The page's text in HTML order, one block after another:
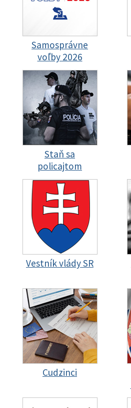
Samosprávne
voľby 2026
Staň sa
policajtom
Vestník vlády SR
Cudzinci